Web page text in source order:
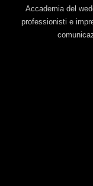
Accademia del
professionisti e